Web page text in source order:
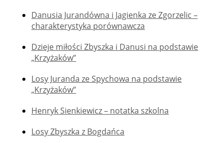
Danusia Jurandówna i Jagienka ze Zgorzelic –
charakterystyka porównawcza
Dzieje miłości Zbyszka i Danusi na podstawie
„Krzyżaków”
Losy Juranda ze Spychowa na podstawie
„Krzyżaków”
Henryk Sienkiewicz – notatka szkolna
Losy Zbyszka z Bogdańca